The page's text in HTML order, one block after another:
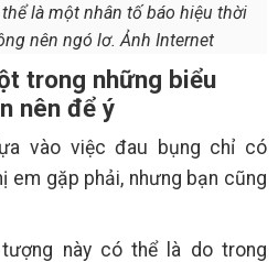
là một nhân tố báo hiệu thời
nên ngó lơ. Ảnh Internet
trong những biểu
nên để ý
vào việc đau bụng chỉ có
em gặp phải, nhưng bạn cũng
tượng này có thể là do trong